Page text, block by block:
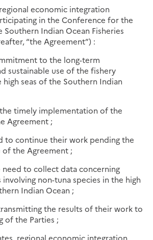
economic integration
in the Conference for the
Indian Ocean Fisheries
“the Agreement”) :
to the long-term
sustainable use of the fishery
high seas of the Southern Indian
timely implementation of the
Agreement ;
to continue their work pending the
the Agreement ;
need to collect data concerning
non-tuna species in the high
Indian Ocean ;
the results of their work to
of the Parties ;
regional economic integration